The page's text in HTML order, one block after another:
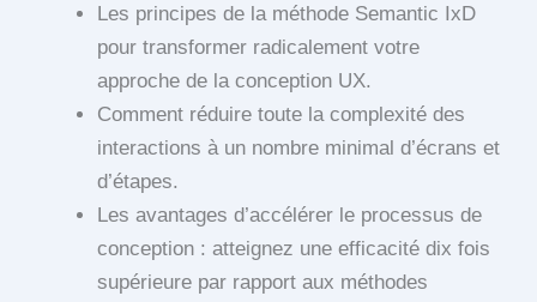
Les principes de la méthode Semantic IxD
pour transformer radicalement votre
approche de la conception UX.
Comment réduire toute la complexité des
interactions à un nombre minimal d’écrans et
d’étapes.
Les avantages d’accélérer le processus de
conception : atteignez une efficacité dix fois
supérieure par rapport aux méthodes